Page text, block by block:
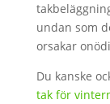
undan som
orsakar
Du kanske
tak för